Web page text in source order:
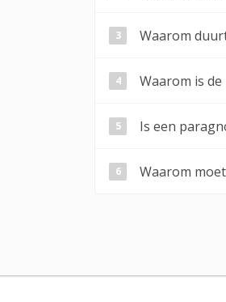
Waarom
Waarom is
Is een
Waarom